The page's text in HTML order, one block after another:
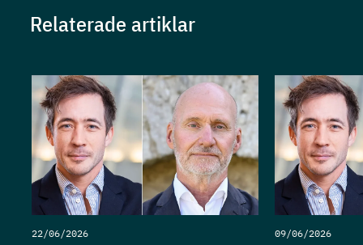
Relaterade artiklar
22/06/2026 09/06/2026